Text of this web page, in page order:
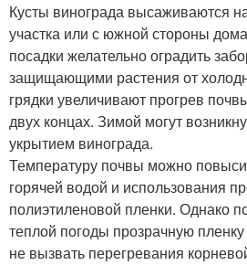
Кусты винограда высаживаются
участка или с южной стороны
посадки желательно оградить
защищающими растения от
грядки увеличивают прогрев
двух концах. Зимой могут
укрытием винограда.
Температуру почвы можно
горячей водой и использования
полиэтиленовой пленки. Однако
теплой погоды прозрачную
не вызвать перегревания